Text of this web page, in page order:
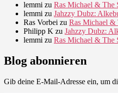
lemmi zu Ras Michael & The
lemmi zu Jahzzy Dubz:
Ras Vorbei zu Ras Michael &
Philipp K zu Jahzzy Dubz:
lemmi zu Ras Michael & The
Blog abonnieren
Gib deine E-Mail-Adresse ein, um